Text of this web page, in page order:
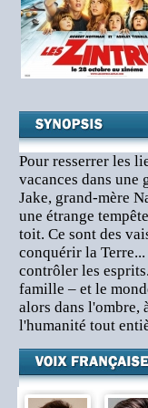
Pour resserrer les
vacances dans une
Jake, grand-mère
une étrange
toit. Ce sont des
conquérir la
contrôler les
famille – et le
alors dans l'ombre,
l'humanité tout